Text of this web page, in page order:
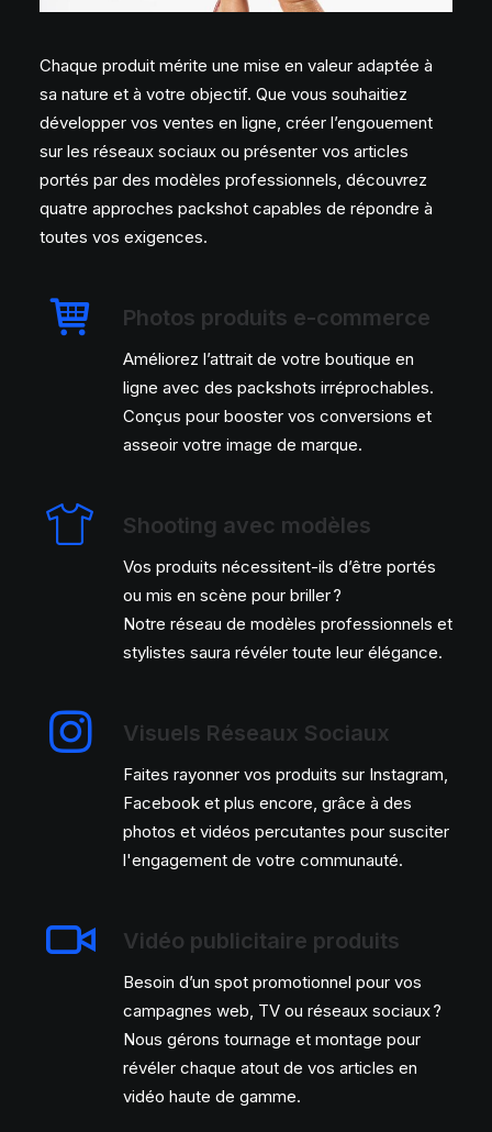
Chaque produit mérite une mise en valeur adaptée à
sa nature et à votre objectif. Que vous souhaitiez
développer vos ventes en ligne, créer l’engouement
sur les réseaux sociaux ou présenter vos articles
portés par des modèles professionnels, découvrez
quatre approches packshot capables de répondre à
toutes vos exigences.
Photos produits e-commerce
Améliorez l’attrait de votre boutique en
ligne avec des packshots irréprochables.
Conçus pour booster vos conversions et
asseoir votre image de marque.
Shooting avec modèles
Vos produits nécessitent-ils d’être portés
ou mis en scène pour briller ?
Notre réseau de modèles professionnels et
stylistes saura révéler toute leur élégance.
Visuels Réseaux Sociaux
Faites rayonner vos produits sur Instagram,
Facebook et plus encore, grâce à des
photos et vidéos percutantes pour susciter
l'engagement de votre communauté.
Vidéo publicitaire produits
Besoin d’un spot promotionnel pour vos
campagnes web, TV ou réseaux sociaux ?
Nous gérons tournage et montage pour
révéler chaque atout de vos articles en
vidéo haute de gamme.